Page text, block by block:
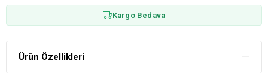
Kargo Bedava
Ürün Özellikleri